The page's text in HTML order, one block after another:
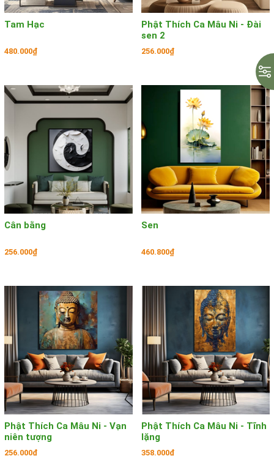
Tam Hạc
480.000₫
Phật Thích Ca Mâu Ni - Đài
sen 2
256.000₫
Cân bằng
256.000₫
Sen
460.800₫
Phật Thích Ca Mâu Ni - Vạn
niên tượng
256.000₫
Phật Thích Ca Mâu Ni - Tĩnh
lặng
358.000₫